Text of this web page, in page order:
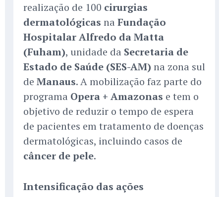
realização de 100 cirurgias
dermatológicas na Fundação
Hospitalar Alfredo da Matta
(Fuham), unidade da Secretaria de
Estado de Saúde (SES-AM) na zona sul
de Manaus. A mobilização faz parte do
programa Opera + Amazonas e tem o
objetivo de reduzir o tempo de espera
de pacientes em tratamento de doenças
dermatológicas, incluindo casos de
câncer de pele.
Intensificação das ações